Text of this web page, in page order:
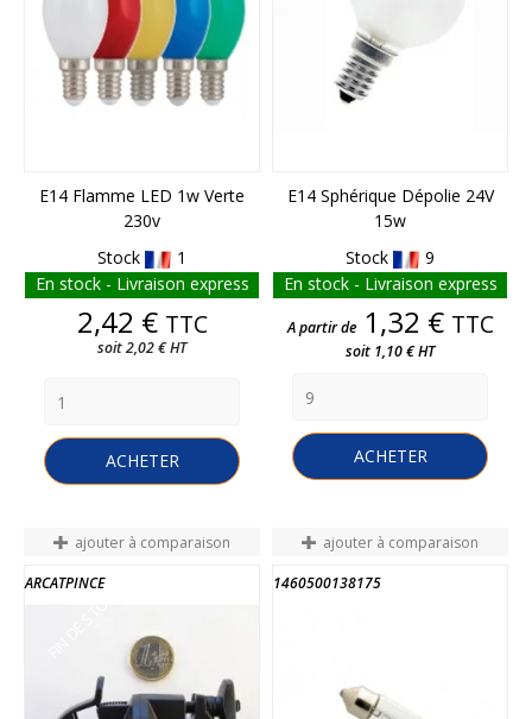
E14 Flamme LED 1w Verte
230v
Stock
1
En stock - Livraison express
Prix
2,42 € TTC
soit 2,02 € HT
ACHETER
E14 Sphérique Dépolie 24V
15w
Stock
9
En stock - Livraison express
Prix
A partir de 1,32 € TTC
soit 1,10 € HT
ACHETER
ajouter à comparaison
ARCATPINCE
ajouter à comparaison
1460500138175